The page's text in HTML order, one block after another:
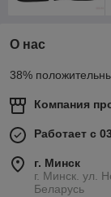
О нас
38%
Компания
Работает с
г. Минск
г. Минск. ул.
Беларусь